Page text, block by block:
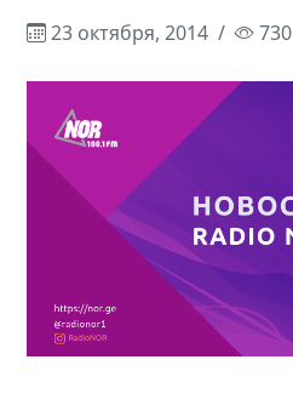
23 октября, 2014 730